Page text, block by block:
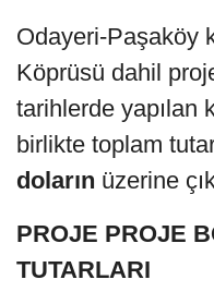
Odayeri-Paşaköy
Köprüsü dahil
tarihlerde yapılan
birlikte toplam
doların üzerine
PROJE PROJE
TUTARLARI